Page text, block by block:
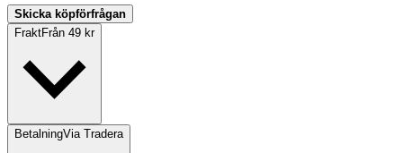
Skicka köpförfrågan
FraktFrån 49 kr
BetalningVia Tradera